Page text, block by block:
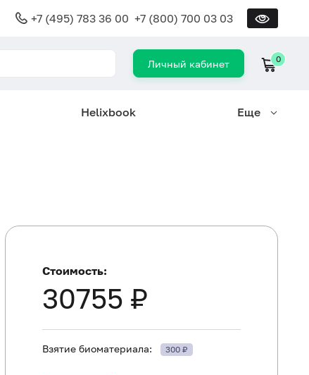
+7 (495) 783 36 00 +7 (800) 700 03 03
Личный кабинет 0
Helixbook Еще
Стоимость:
30755 ₽
Взятие биоматериала: 300 ₽